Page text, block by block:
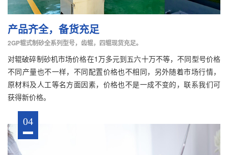
产品齐全，备货充足
2GP辊式制砂全系列型号，齿辊，四辊现货充足。
对辊破碎制砂机市场价格在1万多元到五六十万不等，不同型号价格
不同产量也不一样，不同配置价格也不相同，另外随着市场行情，
原材料及人工等名方面因素，价格也不是一成不变的，联系我们可
获得新价格。
04